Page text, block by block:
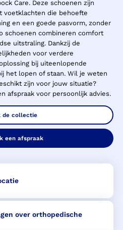
Care. Deze schoenen zijn
voetklachten die behoefte
en een goede pasvorm, zonder
schoenen combineren comfort
uitstraling. Dankzij de
voor verdere
bij uiteenlopende
het lopen of staan. Wil je weten
zijn voor jouw situatie?
afspraak voor persoonlijk advies.
de collectie
een afspraak
over orthopedische